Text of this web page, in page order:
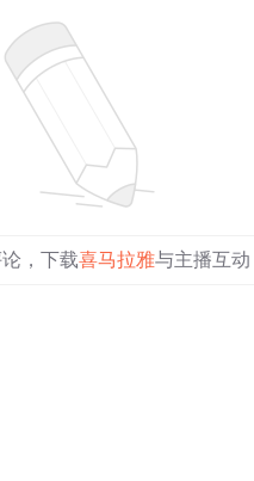
，下载喜马拉雅与主播互动